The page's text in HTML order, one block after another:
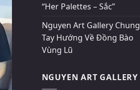
“Her Palettes – Sắc”
Nguyen Art Gallery Chung
Tay Hướng Về Đồng Bào
Vùng Lũ
NGUYEN ART GALLERY